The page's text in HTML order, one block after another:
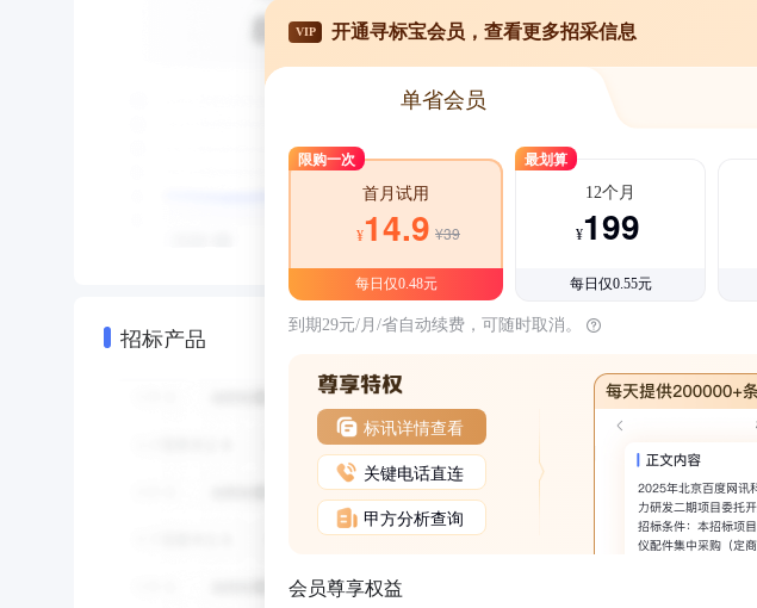
招标产品
VIP 开通寻标宝会员，查看更多招采信息
单省会员
限购一次
首月试用
¥14.9 ¥39
每日仅0.48元
最划算
12个月
¥199
每日仅0.55元
到期29元/月/省自动续费，可随时取消。
标讯详情查看
关键电话直连
甲方分析查询
会员尊享权益